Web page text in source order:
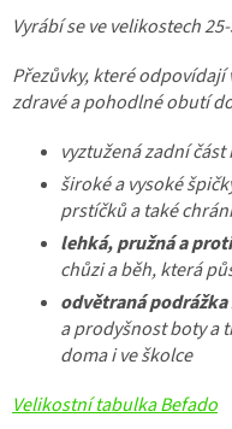
cena:
Vyrábí se ve velikostech
Přezůvky, které
zdravé a pohodlné obutí
vyztužená zadní
široké a vysoké
prstíčků a také
lehká, pružná a
chůzi a běh, která
odvětraná
a prodyšnost boty a
doma i ve školce
Velikostní tabulka Befado